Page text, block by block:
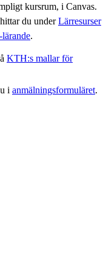
kursrum, i Canvas.
du underLärresurser
.
KTH:s mallar för
i anmälningsformuläret.